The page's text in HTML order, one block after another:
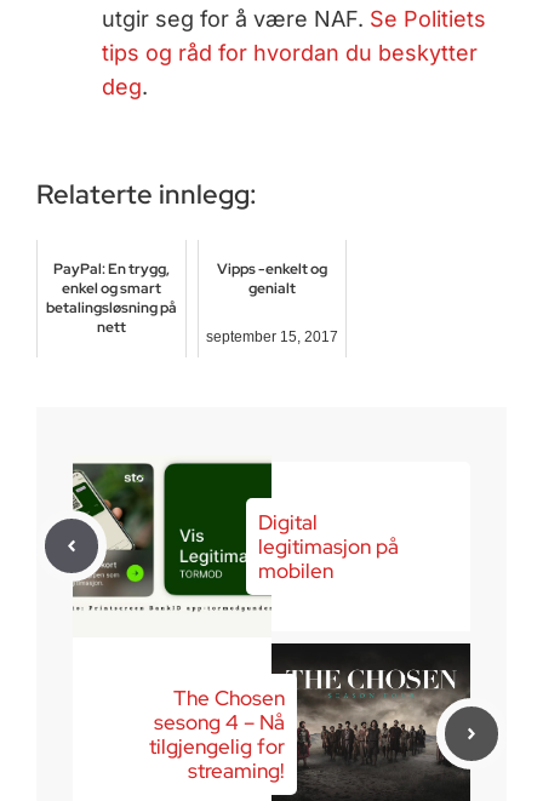
utgir seg for å være NAF. Se Politiets
tips og råd for hvordan du beskytter
deg.
Relaterte innlegg:
PayPal: En trygg,
enkel og smart
betalingsløsning på
nett
Vipps - enkelt og
genialt
september 15, 2017
Digital
legitimasjon på
mobilen
The Chosen
sesong 4 – Nå
tilgjengelig for
streaming!